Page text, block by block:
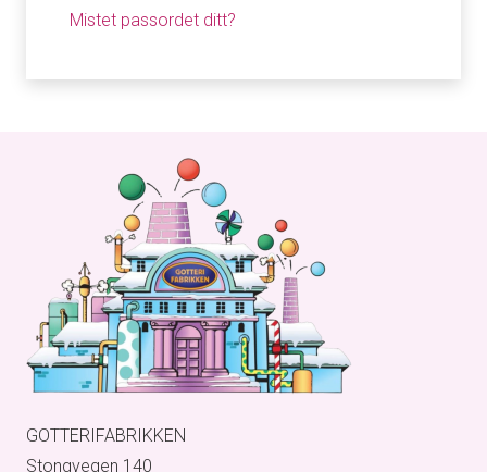
Mistet passordet ditt?
GOTTERIFABRIKKEN
Stongvegen 140